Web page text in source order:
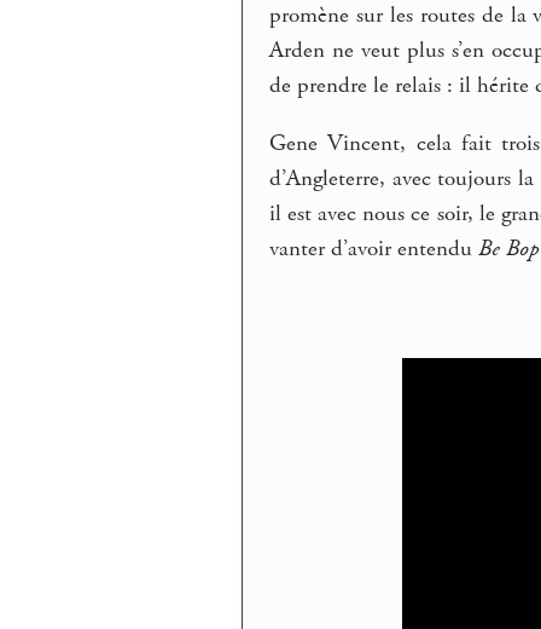
promène sur les routes de
Arden ne veut plus s’en
de prendre le relais : il hérite
Gene Vincent, cela fait
d’Angleterre, avec toujours
il est avec nous ce soir, le
vanter d’avoir entenduBe